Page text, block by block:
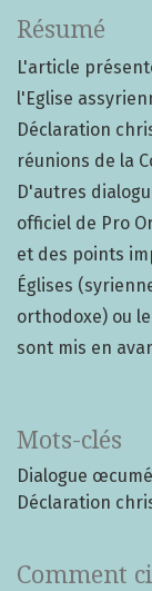
Mots-clés
Dialogue
Déclaration
Comment
Résumé
L'article
l'Eglise
Déclaration
réunions de la
D'autres
officiel de Pro
et des points
Églises
orthodoxe) ou
sont mis en